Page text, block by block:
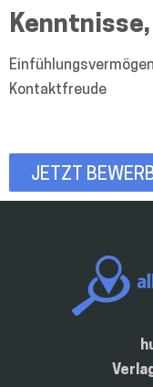
Kontaktfreude
JETZT